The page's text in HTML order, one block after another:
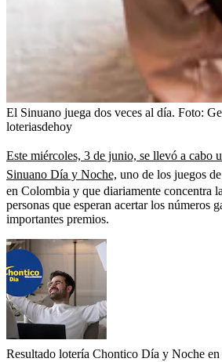
El Sinuano juega dos veces al día. Foto:
loteriasdehoy
Este miércoles, 3 de junio, se llevó a cabo
Sinuano Día y Noche, uno de los juegos
en Colombia y que diariamente concentra
personas que esperan acertar los números
importantes premios.
Resultado lotería Chontico Día y Noche en